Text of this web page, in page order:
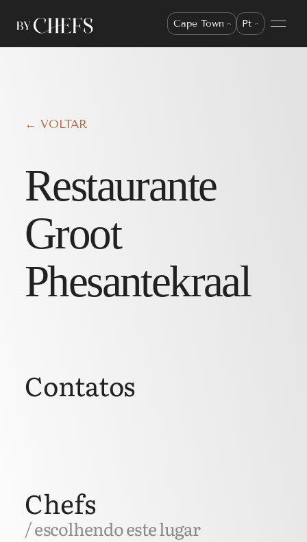
Cape Town Pt
← VOLTAR
Restaurante
Groot
Phesantekraal
Chefs
/ escolhendo este lugar
Contatos